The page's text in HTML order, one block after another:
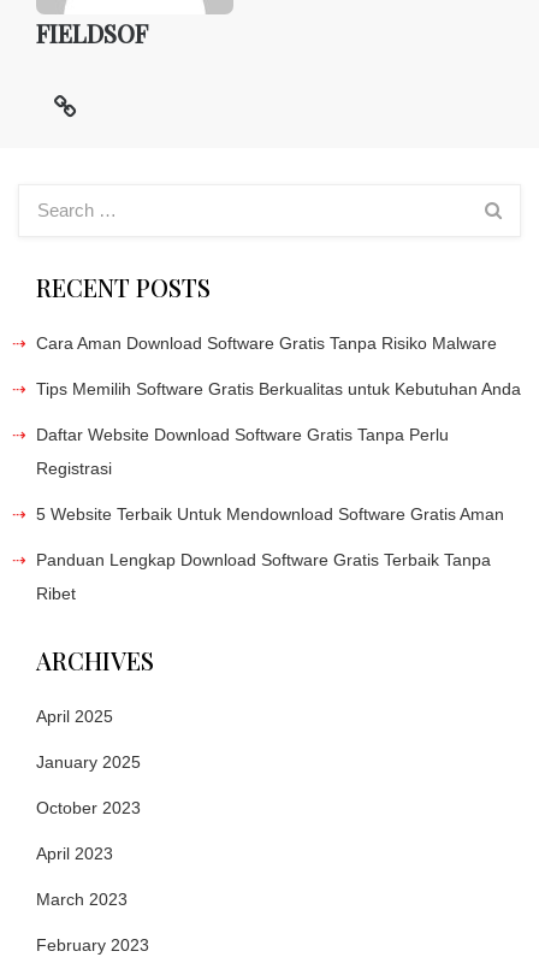
FIELDSOF
RECENT POSTS
Cara Aman Download Software Gratis Tanpa Risiko Malware
Tips Memilih Software Gratis Berkualitas untuk Kebutuhan Anda
Daftar Website Download Software Gratis Tanpa Perlu
Registrasi
5 Website Terbaik Untuk Mendownload Software Gratis Aman
Panduan Lengkap Download Software Gratis Terbaik Tanpa
Ribet
ARCHIVES
April 2025
January 2025
October 2023
April 2023
March 2023
February 2023